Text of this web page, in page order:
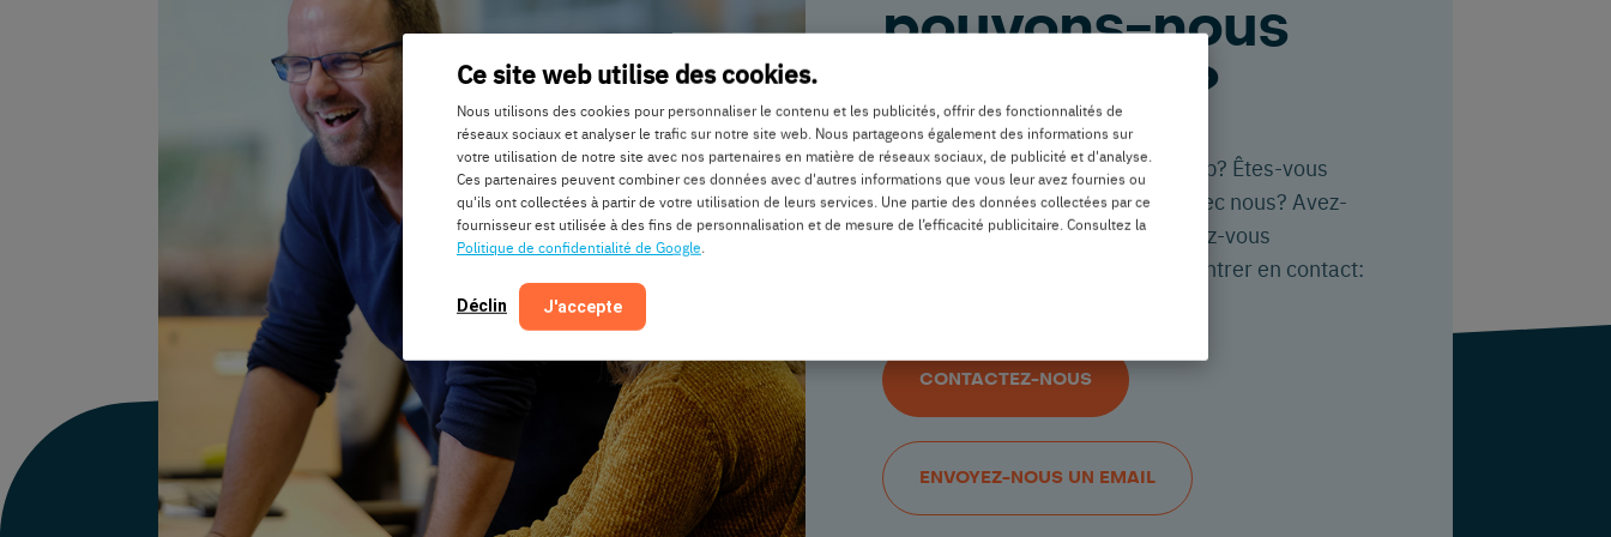
Ce site web utilise des cookies.
Nous utilisons des cookies pour personnaliser le contenu et les publicités, offrir des fonctionnalités de
réseaux sociaux et analyser le trafic sur notre site web. Nous partageons également des informations sur
votre utilisation de notre site avec nos partenaires en matière de réseaux sociaux, de publicité et d'analyse.
Ces partenaires peuvent combiner ces données avec d'autres informations que vous leur avez fournies ou
qu'ils ont collectées à partir de votre utilisation de leurs services. Une partie des données collectées par ce
fournisseur est utilisée à des fins de personnalisation et de mesure de l’efficacité publicitaire. Consultez la
Politique de confidentialité de Google.
Déclin J'accepte
pouvons-nous
vous aider?
Avez-vous une question sur Nedap? Êtes-vous
intéressé à devenir partenaire avec nous? Avez-
vous des suggestions ou souhaitez-vous
simplement nous dire bonjour ? Entrer en contact:
CONTACTEZ-NOUS
ENVOYEZ-NOUS UN EMAIL